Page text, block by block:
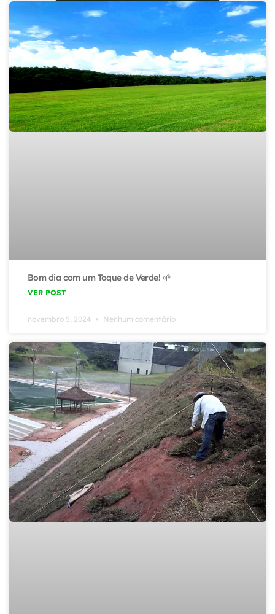
Bom dia com um Toque de Verde! 🌱
VER POST
novembro 5, 2024 Nenhum comentário